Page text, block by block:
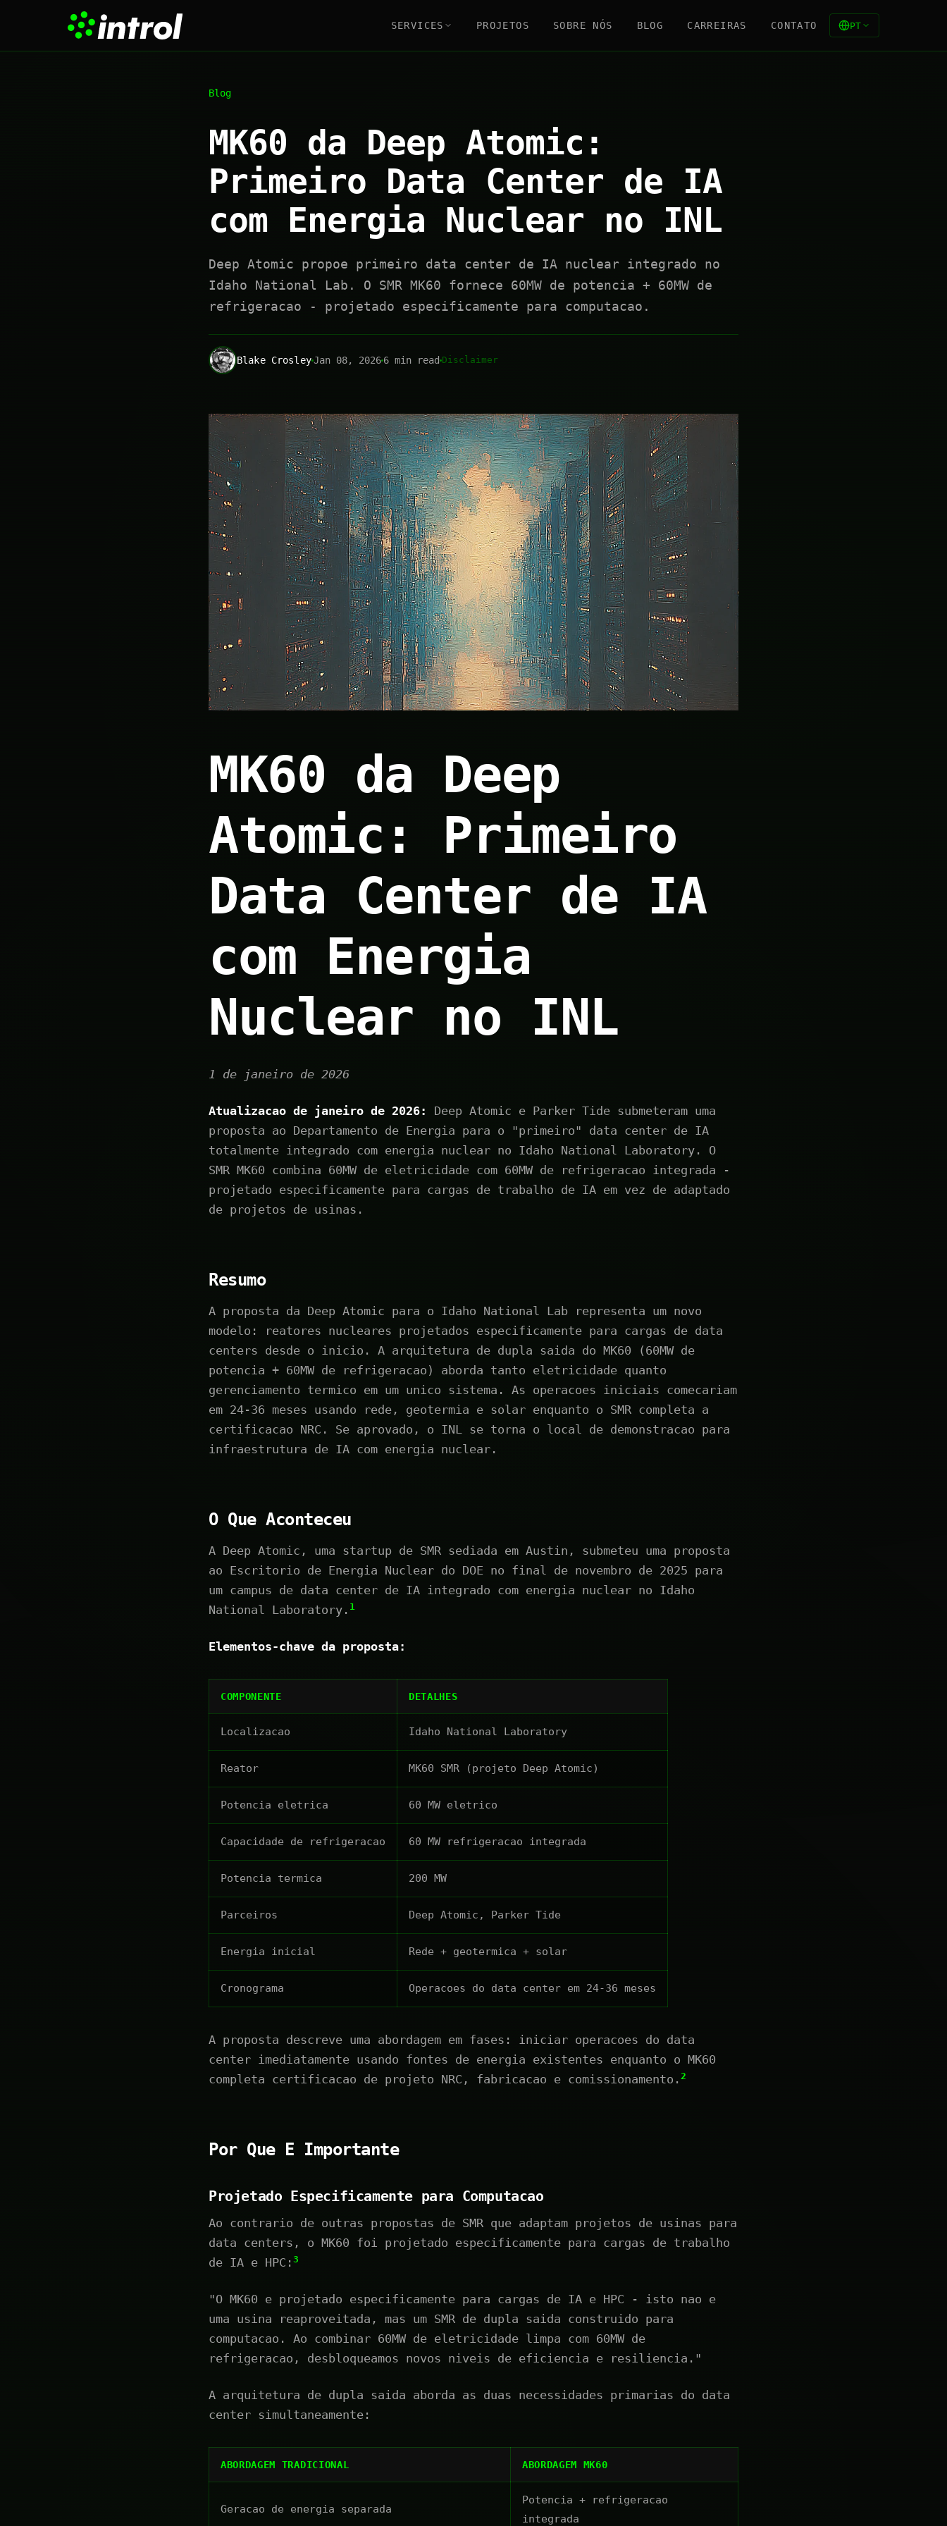
SERVICES PROJETOS SOBRE NÓS BLOG CARREIRAS CONTATO PT
Blog
MK60 da Deep Atomic:
Primeiro Data Center de IA
com Energia Nuclear no INL
Deep Atomic propoe primeiro data center de IA nuclear integrado no
Idaho National Lab. O SMR MK60 fornece 60MW de potencia + 60MW de
refrigeracao - projetado especificamente para computacao.
Blake CrosleyJan 08, 20266 min read Disclaimer
MK60 da Deep
Atomic: Primeiro
Data Center de IA
com Energia
Nuclear no INL
1 de janeiro de 2026
Atualizacao de janeiro de 2026:
Deep Atomic e Parker Tide submeteram uma
proposta ao Departamento de Energia para o "primeiro" data center de IA
totalmente integrado com energia nuclear no Idaho National Laboratory. O
SMR MK60 combina 60MW de eletricidade com 60MW de refrigeracao integrada -
projetado especificamente para cargas de trabalho de IA em vez de adaptado
de projetos de usinas.
Resumo
A proposta da Deep Atomic para o Idaho National Lab representa um novo
modelo: reatores nucleares projetados especificamente para cargas de data
centers desde o inicio. A arquitetura de dupla saida do MK60 (60MW de
potencia + 60MW de refrigeracao) aborda tanto eletricidade quanto
gerenciamento termico em um unico sistema. As operacoes iniciais comecariam
em 24-36 meses usando rede, geotermia e solar enquanto o SMR completa a
certificacao NRC. Se aprovado, o INL se torna o local de demonstracao para
infraestrutura de IA com energia nuclear.
O Que Aconteceu
A Deep Atomic, uma startup de SMR sediada em Austin, submeteu uma proposta
ao Escritorio de Energia Nuclear do DOE no final de novembro de 2025 para
um campus de data center de IA integrado com energia nuclear no Idaho
National Laboratory. 1
Elementos-chave da proposta:
COMPONENTE DETALHES
Localizacao Idaho National Laboratory
Reator MK60 SMR (projeto Deep Atomic)
Potencia eletrica 60 MW eletrico
Capacidade de refrigeracao 60 MW refrigeracao integrada
Potencia termica 200 MW
Parceiros Deep Atomic, Parker Tide
Energia inicial Rede + geotermica + solar
Cronograma Operacoes do data center em 24-36 meses
A proposta descreve uma abordagem em fases: iniciar operacoes do data
center imediatamente usando fontes de energia existentes enquanto o MK60
completa certificacao de projeto NRC, fabricacao e comissionamento. 2
Por Que E Importante
Projetado Especificamente para Computacao
Ao contrario de outras propostas de SMR que adaptam projetos de usinas para
data centers, o MK60 foi projetado especificamente para cargas de trabalho
de IA e HPC: 3
"O MK60 e projetado especificamente para cargas de IA e HPC - isto nao e
uma usina reaproveitada, mas um SMR de dupla saida construido para
computacao. Ao combinar 60MW de eletricidade limpa com 60MW de
refrigeracao, desbloqueamos novos niveis de eficiencia e resiliencia."
A arquitetura de dupla saida aborda as duas necessidades primarias do data
center simultaneamente:
ABORDAGEM TRADICIONAL ABORDAGEM MK60
Geracao de energia separada
Potencia + refrigeracao
integrada